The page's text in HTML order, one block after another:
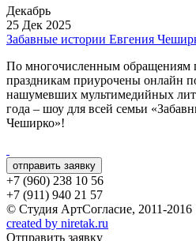
Декабрь
25 Дек 2025
Забавные истории Евгения
По многочисленным обращениям
праздникам приурочены онлайн
нашумевших мультимедийных
года – шоу для всей семьи
Чеширко»!
отправить заявку
+7 (960) 238 10 56
+7 (911) 940 21 57
© Студия АртСогласие, 2011-2016
created by niretak.ru
Отправить заявку